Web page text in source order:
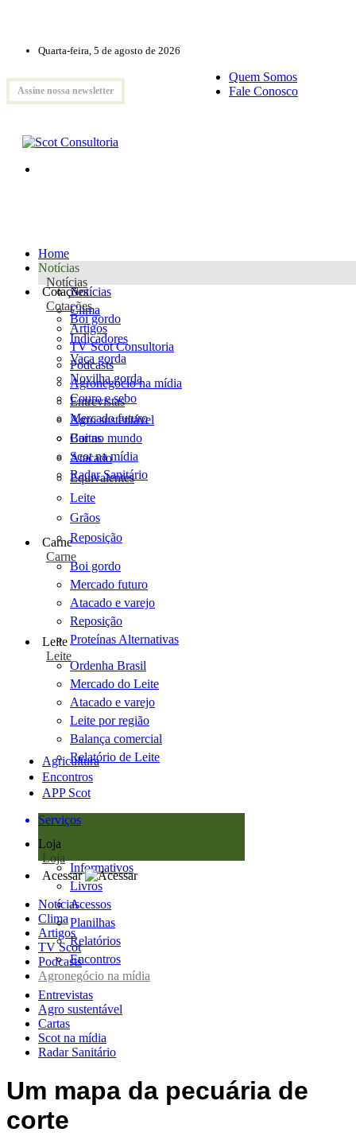
Quarta-feira, 5 de agosto de 2026
Assine nossa newsletter
Quem Somos
Fale Conosco
Home
Notícias
Notícias
Notícias
Clima
Artigos
TV Scot Consultoria
Podcasts
Agronegócio na mídia
Entrevistas
Agro sustentável
Cartas
Scot na mídia
Radar Sanitário
Cotações
Cotações
Boi gordo
Indicadores
Vaca gorda
Novilha gorda
Couro e sebo
Mercado futuro
Boi no mundo
Atacado
Equivalentes
Leite
Grãos
Reposição
Carne
Carne
Boi gordo
Mercado futuro
Atacado e varejo
Reposição
Proteínas Alternativas
Leite
Leite
Ordenha Brasil
Mercado do Leite
Atacado e varejo
Leite por região
Balança comercial
Relatório de Leite
Agricultura
Encontros
APP Scot
Serviços
Loja
Loja
Informativos
Livros
Acessos
Planilhas
Relatórios
Encontros
Acessar
Notícias
Clima
Artigos
TV Scot
Podcasts
Agronegócio na mídia
Entrevistas
Agro sustentável
Cartas
Scot na mídia
Radar Sanitário
Um mapa da pecuária de
corte